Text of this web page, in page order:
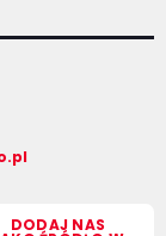
DODAJ NAS